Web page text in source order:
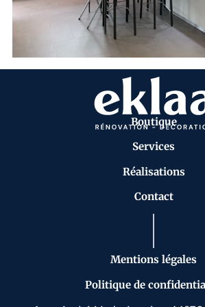
Boutique
Services
Réalisations
Contact
Mentions légales
Politique de